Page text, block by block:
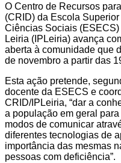
O Centro de Recursos
(CRID) da Escola
Ciências Sociais
Leiria (IPLeiria) avança
aberta à comunidade que
de novembro a partir das
Esta ação pretende,
docente da ESECS e
CRID/IPLeiria, “dar a
a população em geral
modos de comunicar
diferentes tecnologias de
importância das mesmas
pessoas com deficiência”.